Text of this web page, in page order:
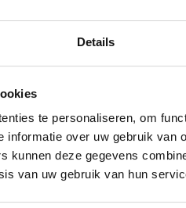
Details
te personaliseren, om
informatie over uw gebruik van
kunnen deze gegevens
van uw gebruik van hun